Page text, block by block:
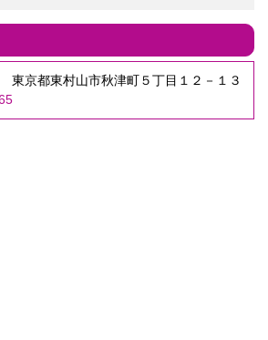
京都東村山市秋津町５丁目１２－１３